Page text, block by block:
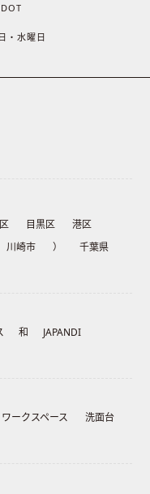
・水曜日
目黒区
港区
川崎市 ）
千葉県
和
JAPANDI
ワークスペース
洗面台